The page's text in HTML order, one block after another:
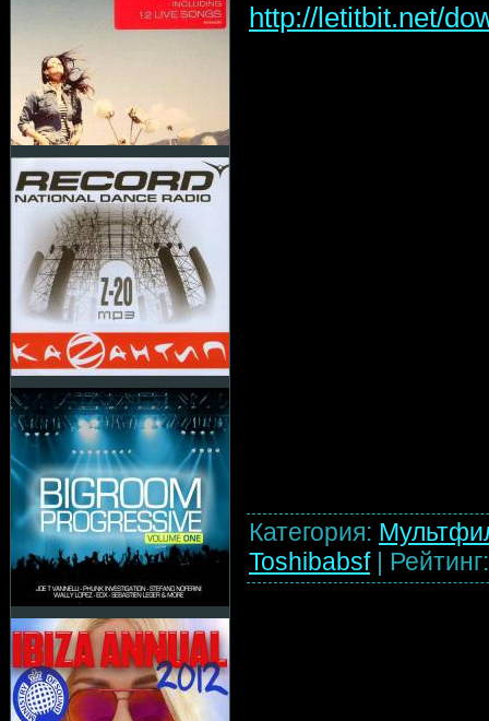
http://letitbit.net/
Категория:
Toshibabsf| Рейтинг